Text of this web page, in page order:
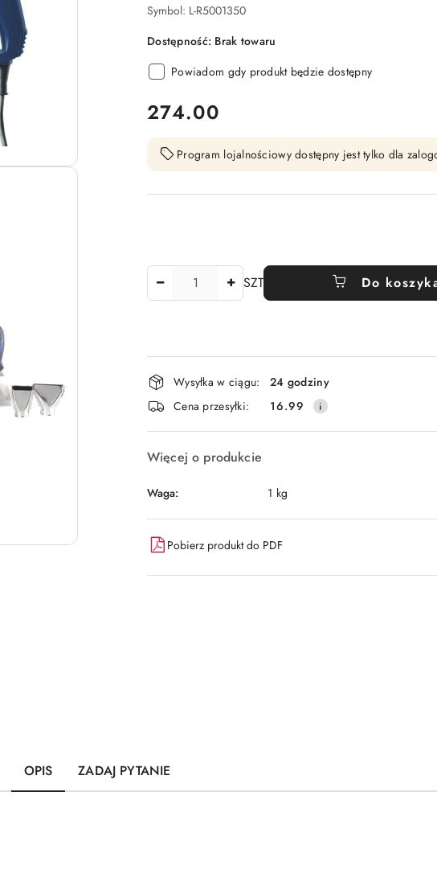
Symbol: L-R5001350
Dostępność: Brak towaru
Powiadom gdy produkt będzie dostępny
cena:
274.00
Program lojalnościowy dostępny jest tylko dla
SZT Do
Dostępność
i
dostawa
Wysyłka w ciągu:
24 godziny
Cena przesyłki:
16.99
Więcej o produkcie
Waga: 1 kg
Pobierz produkt do PDF
OPIS ZADAJ PYTANIE